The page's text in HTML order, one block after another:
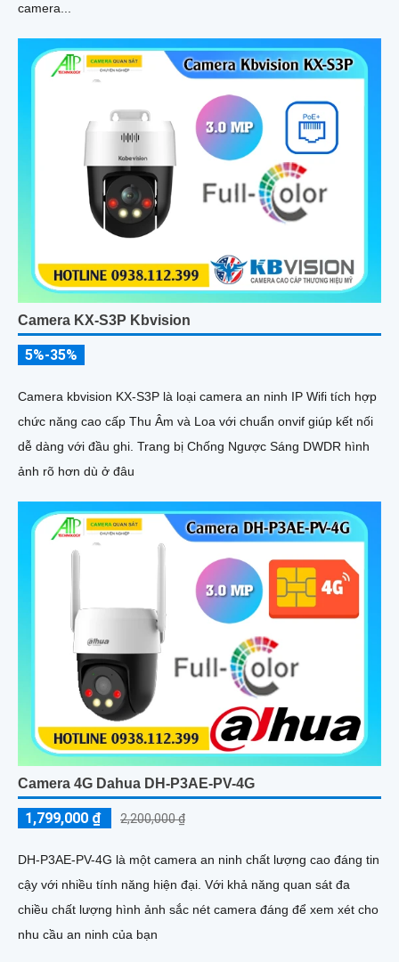
camera...
Camera KX-S3P Kbvision
5%-35%
Camera kbvision KX-S3P là loại camera an ninh IP Wifi tích hợp
chức năng cao cấp Thu Âm và Loa với chuẩn onvif giúp kết nối
dễ dàng với đầu ghi. Trang bị Chống Ngược Sáng DWDR hình
ảnh rõ hơn dù ở đâu
Camera 4G Dahua DH-P3AE-PV-4G
1,799,000 ₫ 2,200,000 ₫
DH-P3AE-PV-4G là một camera an ninh chất lượng cao đáng tin
cậy với nhiều tính năng hiện đại. Với khả năng quan sát đa
chiều chất lượng hình ảnh sắc nét camera đáng để xem xét cho
nhu cầu an ninh của bạn